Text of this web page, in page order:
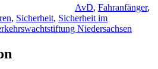
AvD, Fahranfänger,
, Sicherheit, Sicherheit im
Niedersachsen